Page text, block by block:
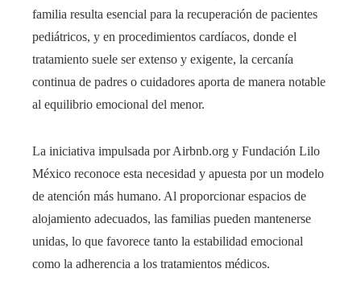
familia resulta esencial para la recuperación de pacientes
pediátricos, y en procedimientos cardíacos, donde el
tratamiento suele ser extenso y exigente, la cercanía
continua de padres o cuidadores aporta de manera notable
al equilibrio emocional del menor.
La iniciativa impulsada por Airbnb.org y Fundación Lilo
México reconoce esta necesidad y apuesta por un modelo
de atención más humano. Al proporcionar espacios de
alojamiento adecuados, las familias pueden mantenerse
unidas, lo que favorece tanto la estabilidad emocional
como la adherencia a los tratamientos médicos.